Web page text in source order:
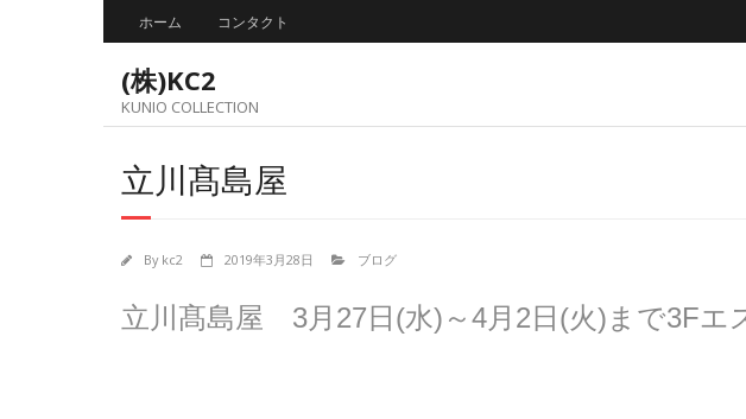
ホーム コンタクト
(株)KC2
KUNIO COLLECTION
立川髙島屋
By kc2 2019年3月28日 ブログ
立川髙島屋 3月27日(水)～4月2日(火)まで3Fエ